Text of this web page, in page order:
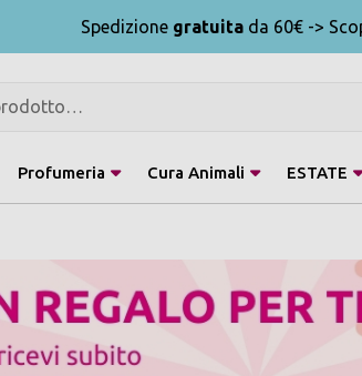
Spedizione gratuita da 60€ ->
Profumeria Cura Animali ESTATE